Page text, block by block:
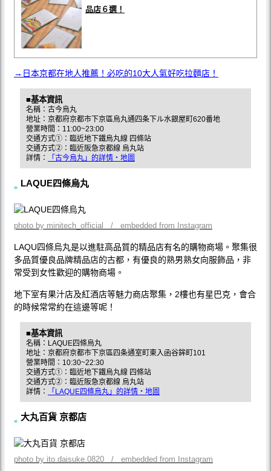
品店６選！
→日本京都在地人推薦！必吃的10大人氣好吃拉麵店！
■基本資訊
名稱：古今烏丸
地址：京都府京都市下京區烏丸通四条下ル水銀屋町620番地
營業時間：11:00~23:00
交通方式①：臨近地下鐵烏丸線 四條站
交通方式②：臨近阪急京都線 烏丸站
詳情：
「古今烏丸」的詳情・地圖
LAQUE四條烏丸
photo by minitech_official / embedded from Instagram
LAQU四條烏丸是以進駐高品質的精品店有名的購物商場。聚集很
多品質優良品牌精品店的古都，有優良的熟男熟女向服飾品，非
常受到女性歡迎的購物商場。
地下室有果汁店及紅酒店等魅力商店聚集，2樓也有星巴克，會合
的時候常常約在這邊等呢！
■基本資訊
名稱：LAQUE四條烏丸
地址：京都府京都市下京區四条通室町東入函谷鉾町101
營業時間：10:30~22:30
交通方式①：臨近地下鐵烏丸線 四條站
交通方式②：臨近阪急京都線 烏丸站
詳情：
「LAQUE四條烏丸」的詳情・地圖
大丸百貨 京都店
photo by ito.daisuke.0820 / embedded from Instagram